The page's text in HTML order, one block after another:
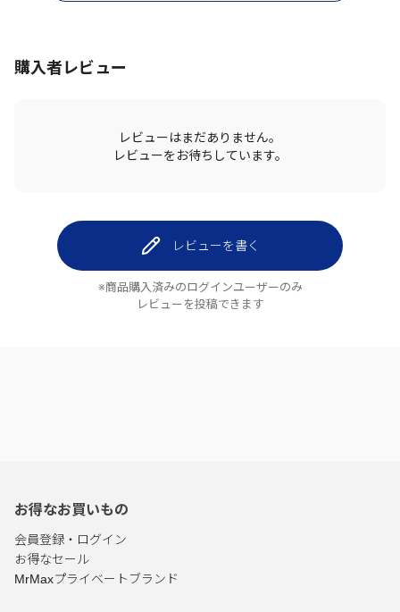
購入者レビュー
レビューはまだありません。
レビューをお待ちしています。
レビューを書く
※商品購入済みのログインユーザーのみ
レビューを投稿できます
お得なお買いもの
会員登録・ログイン
お得なセール
MrMaxプライベートブランド